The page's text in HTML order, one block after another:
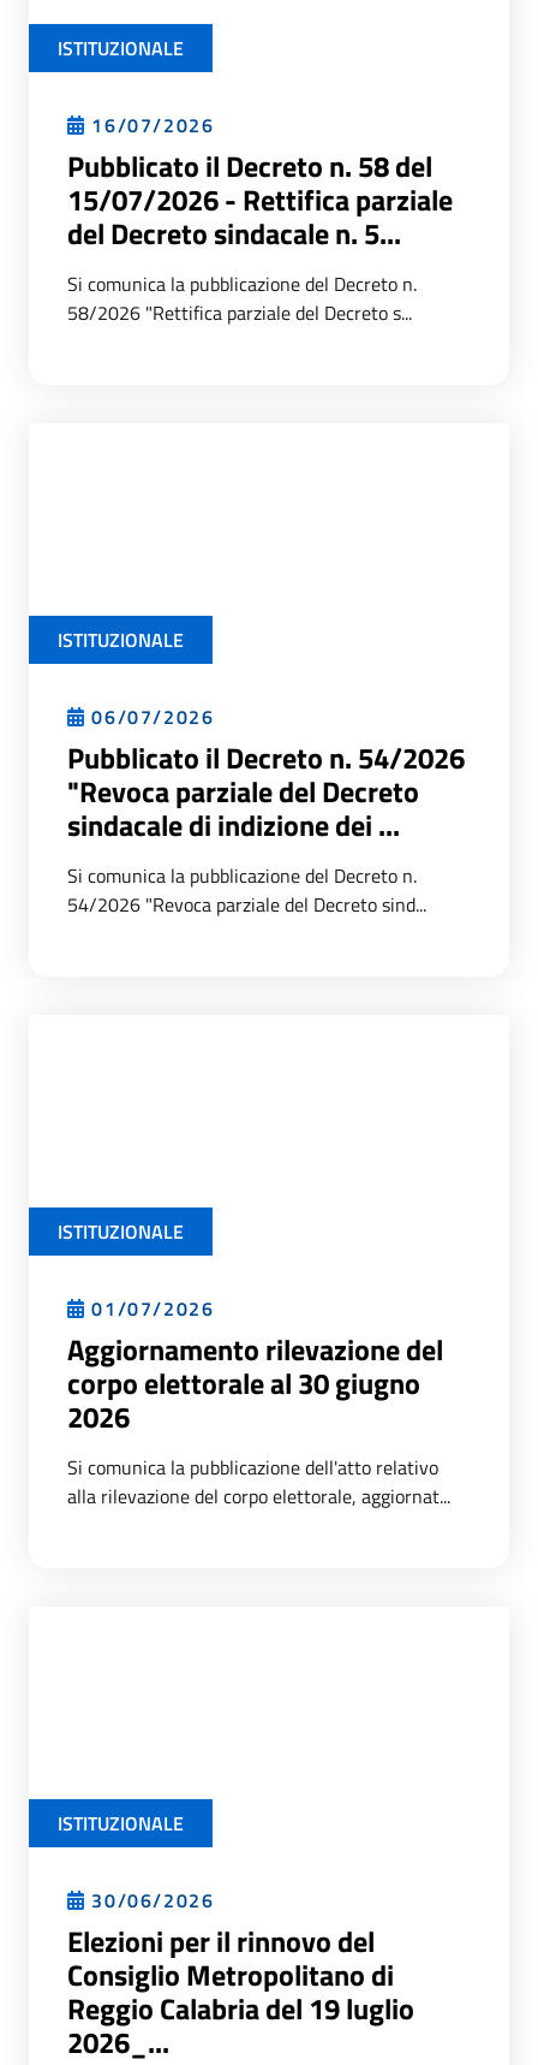
ISTITUZIONALE
16/07/2026
Pubblicato il Decreto n. 58 del
15/07/2026 - Rettifica parziale
del Decreto sindacale n. 5...
Si comunica la pubblicazione del Decreto n.
58/2026 "Rettifica parziale del Decreto s...
ISTITUZIONALE
06/07/2026
Pubblicato il Decreto n. 54/2026
"Revoca parziale del Decreto
sindacale di indizione dei ...
Si comunica la pubblicazione del Decreto n.
54/2026 "Revoca parziale del Decreto sind...
ISTITUZIONALE
01/07/2026
Aggiornamento rilevazione del
corpo elettorale al 30 giugno
2026
Si comunica la pubblicazione dell'atto relativo
alla rilevazione del corpo elettorale, aggiornat...
ISTITUZIONALE
30/06/2026
Elezioni per il rinnovo del
Consiglio Metropolitano di
Reggio Calabria del 19 luglio
2026_...